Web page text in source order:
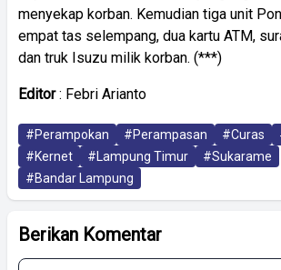
menyekap korban. Kemudian tiga unit
empat tas selempang, dua kartu ATM,
dan truk Isuzu milik korban. (***)
Editor: Febri Arianto
#Perampokan #Perampasan #Curas
#Kernet
#Lampung Timur
#Sukarame
#Bandar Lampung
Berikan Komentar